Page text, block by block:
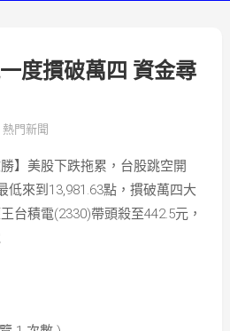
度摜破萬四 資金尋
熱門新聞
】美股下跌拖累，台股跳空開
低來到13,981.63點，摜破萬四大
台積電(2330)帶頭殺至442.5元，